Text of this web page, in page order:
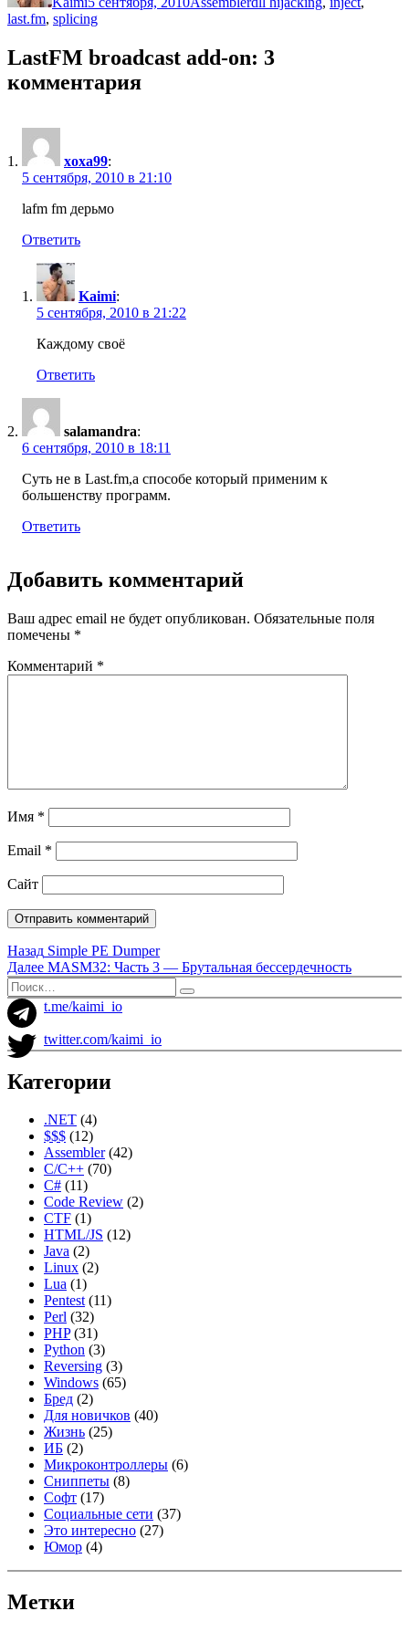
last.fm, splicing
LastFM broadcast add-on: 3
комментария
xoxa99:
5 сентября, 2010 в 21:10
lafm fm дерьмо
Ответить
Kaimi:
5 сентября, 2010 в 21:22
Каждому своё
Ответить
salamandra:
6 сентября, 2010 в 18:11
Суть не в Last.fm,а способе который применим к
большенству программ.
Ответить
Добавить комментарий
Ваш адрес email не будет опубликован. Обязательные поля
помечены *
Комментарий *
Имя *
Email *
Сайт
Навигация
по
записям
Назад Предыдущая
запись:
Simple PE Dumper
Далее Следующая
запись:
MASM32: Часть 3 — Брутальная бессердечность
Искать:
Поиск
t.me/kaimi_io
twitter.com/kaimi_io
Категории
.NET (4)
$$$ (12)
Assembler(42)
C/C++ (70)
C# (11)
Code Review (2)
CTF (1)
HTML/JS (12)
Java (2)
Linux (2)
Lua (1)
Pentest(11)
Perl (32)
PHP(31)
Python (3)
Reversing (3)
Windows (65)
Бред (2)
Для новичков (40)
Жизнь (25)
ИБ (2)
Микроконтроллеры (6)
Сниппеты (8)
Софт (17)
Социальные сети (37)
Это интересно (27)
Юмор (4)
Метки